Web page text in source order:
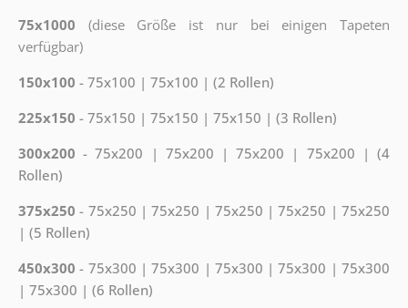
75x1000
(diese Größe ist nur bei einigen Tapeten
verfügbar)
150x100 - 75x100 | 75x100 | (2 Rollen)
225x150 - 75x150 | 75x150 | 75x150 | (3 Rollen)
300x200 - 75x200 | 75x200 | 75x200 | 75x200 | (4
Rollen)
375x250 - 75x250 | 75x250 | 75x250 | 75x250 | 75x250
| (5 Rollen)
450x300 - 75x300 | 75x300 | 75x300 | 75x300 | 75x300
| 75x300 | (6 Rollen)